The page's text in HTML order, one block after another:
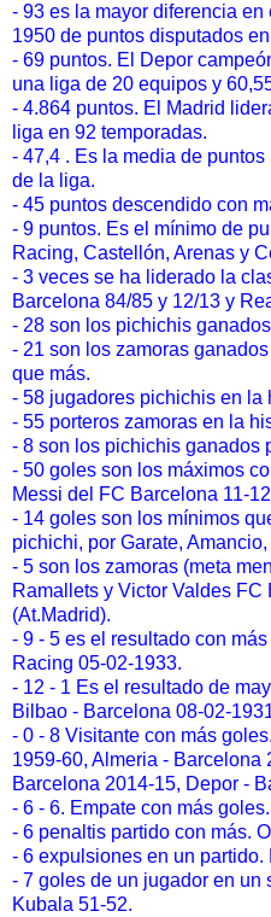
- 93 es la mayor diferencia
1950 de puntos disputados
- 69 puntos. El Depor
una liga de 20 equipos y
- 4.864 puntos. El Madrid
liga en 92 temporadas.
- 47,4 . Es la media de
de la liga.
- 45 puntos descendido con
- 9 puntos. Es el mínimo de
Racing, Castellón, Arenas y
- 3 veces se ha liderado la
Barcelona 84/85 y 12/13 y
- 28 son los pichichis
- 21 son los zamoras
que más.
- 58 jugadores pichichis en la
- 55 porteros zamoras en la
- 8 son los pichichis ganados
- 50 goles son los máximos
Messi del FC Barcelona 11-
- 14 goles son los mínimos
pichichi, por Garate,
- 5 son los zamoras (meta
Ramallets y Victor Valdes FC
(At.Madrid).
- 9 - 5 es el resultado con
Racing 05-02-1933.
- 12 - 1 Es el resultado de
Bilbao - Barcelona 08-02-
- 0 - 8 Visitante con más
1959-60, Almeria - Barcelona
Barcelona 2014-15, Depor -
- 6 - 6. Empate con más
- 6 penaltis partido con más.
- 6 expulsiones en un
- 7 goles de un jugador en un
Kubala 51-52.